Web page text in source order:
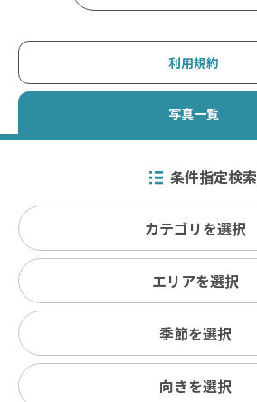
利用規約
写真一覧
条件指定検索
カテゴリを選択
エリアを選択
季節を選択
向きを選択